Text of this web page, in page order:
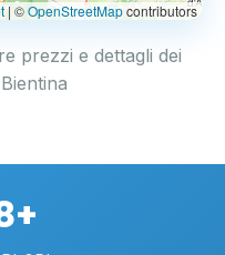
| ©OpenStreetMapcontributors
prezzi e dettagli dei